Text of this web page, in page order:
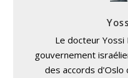
Le docteur Yossi
gouvernement
des accords d'Oslo